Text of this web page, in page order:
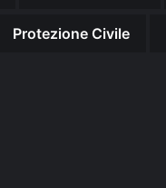
Protezione Civile